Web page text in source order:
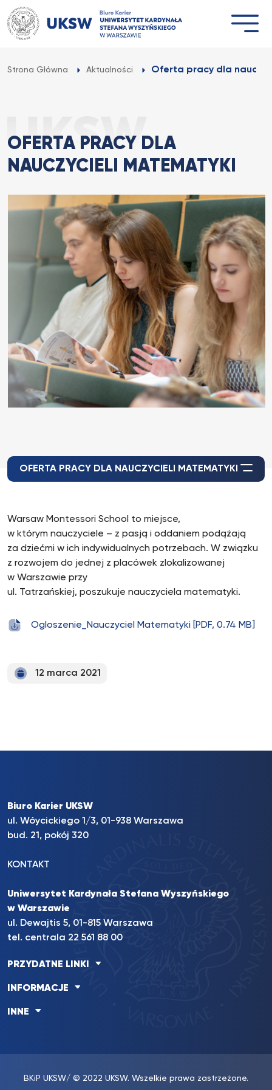
Przejdź
do
treści
Strona Główna Aktualności Oferta pracy dla
OFERTA PRACY DLA
NAUCZYCIELI MATEMATYKI
OFERTA PRACY DLA NAUCZYCIELI MATEMATYKI
Warsaw Montessori School to miejsce,
w którym nauczyciele – z pasją i oddaniem podążają
za dziećmi w ich indywidualnych potrzebach. W związku
z rozwojem do jednej z placówek zlokalizowanej
w Warszawie przy
ul. Tatrzańskiej, poszukuje nauczyciela matematyki.
Ogloszenie_Nauczyciel Matematyki [PDF, 0.74 MB]
12 marca 2021
Biuro Karier UKSW
ul. Wóycickiego 1/3, 01-938 Warszawa
bud. 21, pokój 320
KONTAKT
Uniwersytet Kardynała Stefana Wyszyńskiego
w Warszawie
ul. Dewajtis 5, 01-815 Warszawa
tel. centrala 22 561 88 00
PRZYDATNE LINKI
INFORMACJE
INNE
BKiP UKSW/ © 2022 UKSW. Wszelkie prawa zastrzeżone.